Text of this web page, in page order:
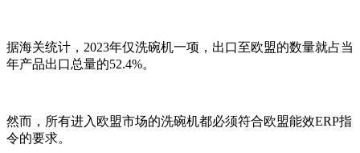
据海关统计，2023年仅洗碗机一项，出口至欧盟的数量就占当
年产品出口总量的52.4%。
然而，所有进入欧盟市场的洗碗机都必须符合欧盟能效ERP指
令的要求。